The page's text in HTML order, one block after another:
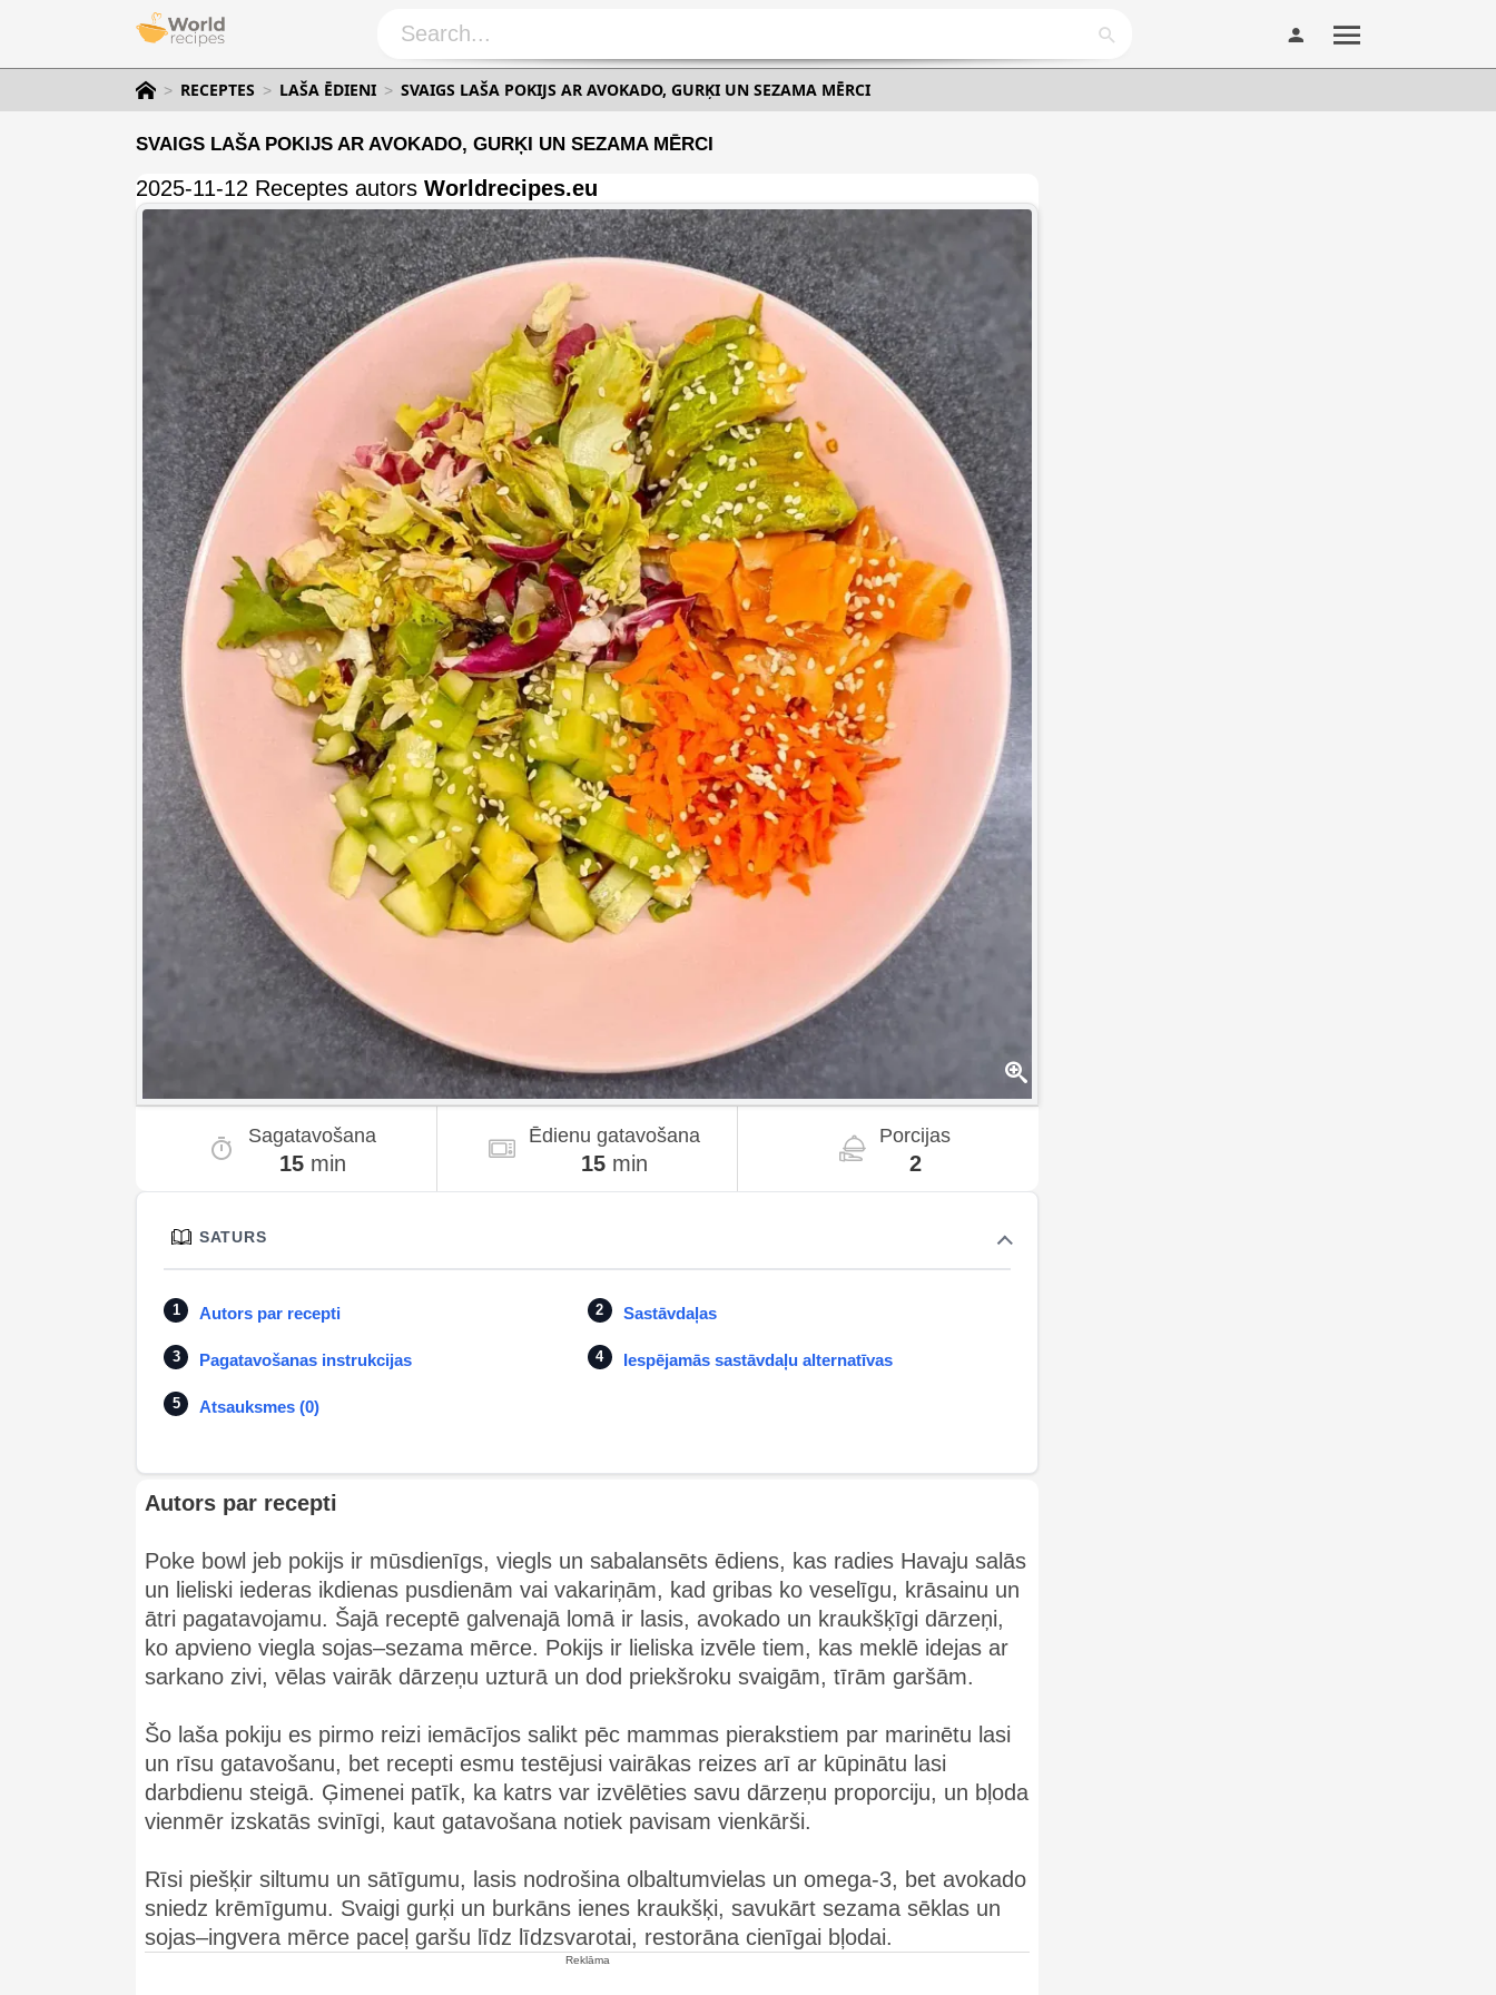
RECEPTES LAŠA ĒDIENI SVAIGS LAŠA POKIJS AR AVOKADO, GURĶI UN SEZAMA MĒRCI
SVAIGS LAŠA POKIJS AR AVOKADO, GURĶI UN SEZAMA MĒRCI
2025-11-12 Receptes autors Worldrecipes.eu
Sagatavošana
15min
Ēdienu gatavošana
15min
Porcijas
2
SATURS
Autors par recepti Sastāvdaļas
Pagatavošanas instrukcijas Iespējamās sastāvdaļu alternatīvas
Atsauksmes (0)
Autors par recepti
Poke bowl jeb pokijs ir mūsdienīgs, viegls un sabalansēts ēdiens, kas radies Havaju salās
un lieliski iederas ikdienas pusdienām vai vakariņām, kad gribas ko veselīgu, krāsainu un
ātri pagatavojamu. Šajā receptē galvenajā lomā ir lasis, avokado un kraukšķīgi dārzeņi,
ko apvieno viegla sojas–sezama mērce. Pokijs ir lieliska izvēle tiem, kas meklē idejas ar
sarkano zivi, vēlas vairāk dārzeņu uzturā un dod priekšroku svaigām, tīrām garšām.
Šo laša pokiju es pirmo reizi iemācījos salikt pēc mammas pierakstiem par marinētu lasi
un rīsu gatavošanu, bet recepti esmu testējusi vairākas reizes arī ar kūpinātu lasi
darbdienu steigā. Ģimenei patīk, ka katrs var izvēlēties savu dārzeņu proporciju, un bļoda
vienmēr izskatās svinīgi, kaut gatavošana notiek pavisam vienkārši.
Rīsi piešķir siltumu un sātīgumu, lasis nodrošina olbaltumvielas un omega-3, bet avokado
sniedz krēmīgumu. Svaigi gurķi un burkāns ienes kraukšķi, savukārt sezama sēklas un
sojas–ingvera mērce paceļ garšu līdz līdzsvarotai, restorāna cienīgai bļodai.
Reklāma